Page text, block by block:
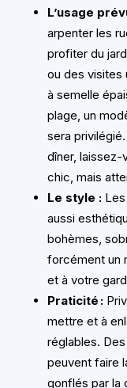
L’usage
arpenter les
profiter du
ou des visites
à semelle
plage, un
sera
dîner, laissez-
chic, mais
Le style :Les
aussi
bohèmes,
forcément un
et à votre
Praticité :
mettre et à
réglables.
peuvent faire
gonflés par la